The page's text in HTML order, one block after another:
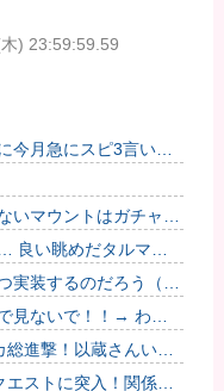
) 23:59:59.59
今月急にスピ3言い出
いマウントはガチャで
良い眺めだタルマ
実装するのだろう（ﾃﾞ
見ないで！！→ わか
進撃！以蔵さんいっ
以蔵だけ連れて帰れ
ストに突入！関係な